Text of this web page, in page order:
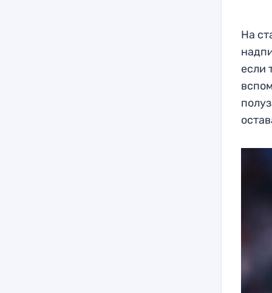
На
если